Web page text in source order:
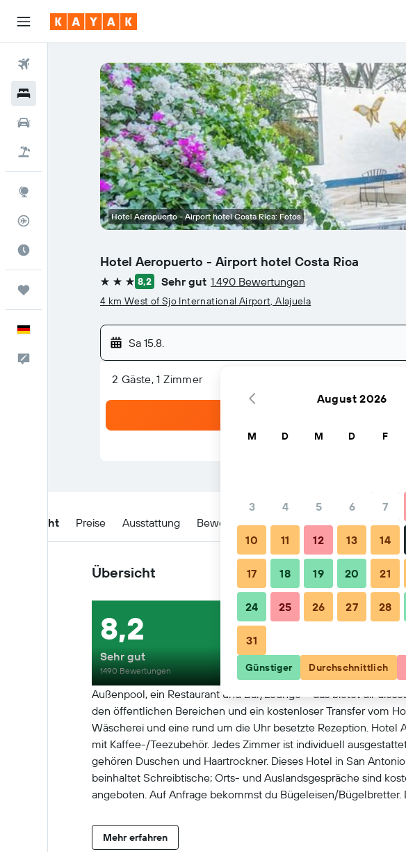
Pauschalreisen
Hotel Aeropuerto - Airport hotel Costa Rica
3 Sterne8,2 Sehr gut 1.490 Bewertungen
4 km West of Sjo International Airport, Alajuela
Sa 15.8.
2 Gäste, 1 Zimmer
Hotel Aeropuerto - Airport hotel Costa Rica: Fotos
Übersicht Preise Ausstattung Bewertungen Lage Tipps & häufige
Übersicht
Außenpool, ein Restaurant und Bar/Lounge – das bietet dir
den öffentlichen Bereichen und ein kostenloser Transfer vom
Wäscherei und eine rund um die Uhr besetzte Rezeption.
mit Kaffee-/Teezubehör. Jedes Zimmer ist individuell
gehören Duschen und Haartrockner. Dieses Hotel in San
beinhaltet Schreibtische; Orts- und Auslandsgespräche sind
angeboten. Auf Anfrage bekommst du Bügeleisen/
Mehr erfahren
8,2
Sehr gut
1490 Bewertungen
August 2026
M D M D F
3 4 5 6 7
10 11 12 13 14
17 18 19 20 21
24 25 26 27 28
31
Günstiger Durchschnittlich